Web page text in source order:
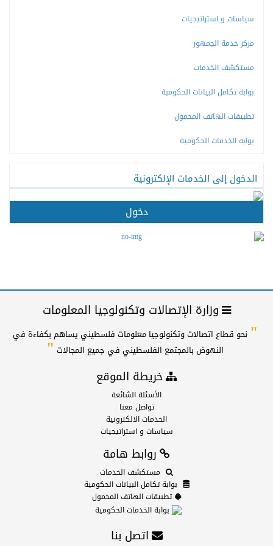
سياسات و استراتيجيات
مركز خدمة الجمهور
مستكشف الخدمات
بوابة تكامل البيانات الحكومبة
تطبيقات الهاتف المحمول
بوابة الخدمات الحكومية
الدخول إلى الخدمات الإلكترونية
دخول
وزارة الإتصالات وتكنولوجيا المعلومات
" نحو قطاع اتصالات وتكنولوجيا معلومات فلسطيني يساهم بكفاءة في
النهوض بالمجتمع الفلسطيني في جميع المجالات"
خريطة الموقع
الأسئلة الشائعة
تواصل معنا
الخدمات الالكترونية
سياسات و استراتيجيات
روابط هامة
مستكشف الخدمات
بوابة تكامل البيانات الحكومية
تطبيقات الهاتف المحمول
بوابة الخدمات الحكومية
اتصل بنا